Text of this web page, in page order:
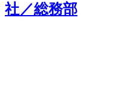
社／総務部